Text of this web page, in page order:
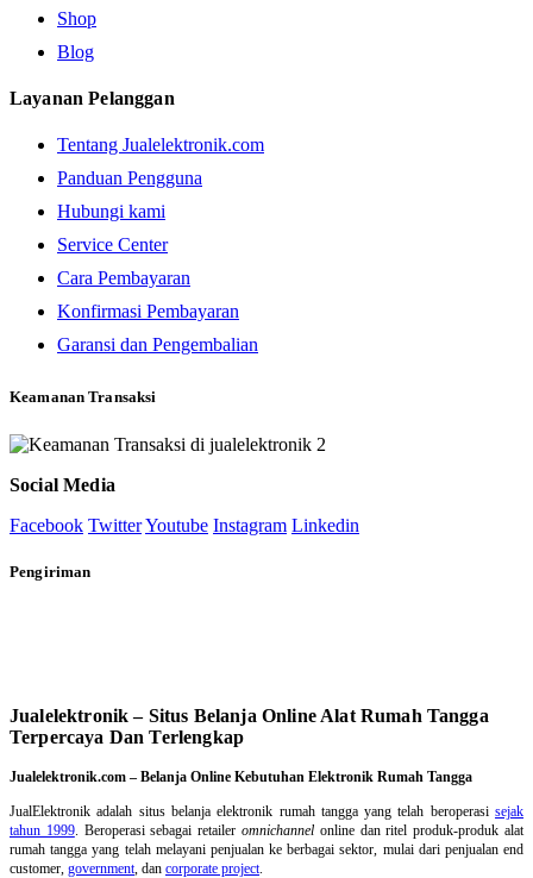
Shop
Blog
Layanan Pelanggan
Tentang Jualelektronik.com
Panduan Pengguna
Hubungi kami
Service Center
Cara Pembayaran
Konfirmasi Pembayaran
Garansi dan Pengembalian
Keamanan Transaksi
Social Media
Facebook TwitterYoutube Instagram Linkedin
Pengiriman
Jualelektronik – Situs Belanja Online Alat Rumah Tangga
Terpercaya Dan Terlengkap
Jualelektronik.com – Belanja Online Kebutuhan Elektronik Rumah Tangga
JualElektronik adalah situs belanja elektronik rumah tanggayang telah beroperasisejak
tahun 1999. Beroperasi sebagai retaileromnichannel online dan ritel produk-produk alat
rumah tangga yang telah melayani penjualan ke berbagai sektor, mulai dari penjualan end
customer, government, dan corporate project.